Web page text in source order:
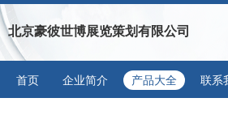
北京豪彼世博展览策划有限公司
首页 企业简介 产品大全 联系